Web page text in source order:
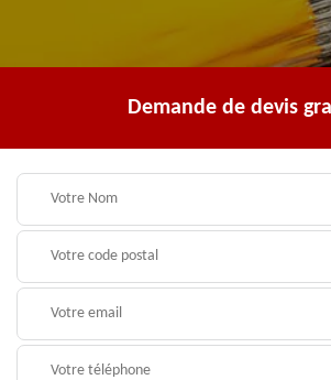
Demande de devis